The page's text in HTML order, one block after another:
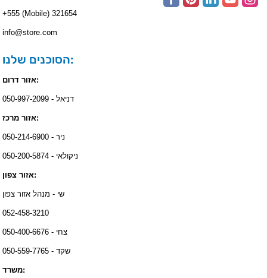
+555 (Mobile) 321654
info@store.com
הסוכנים שלנו:
אזור דרום:
דניאל - 050-997-2099
אזור מרכז:
ניר - 050-214-6900
ניקולאי - 050-200-5874
אזור צפון:
שי - מנהל אזור צפון
052-458-3210
צחי - 050-400-6676
שקד - 050-559-7765
משרד: